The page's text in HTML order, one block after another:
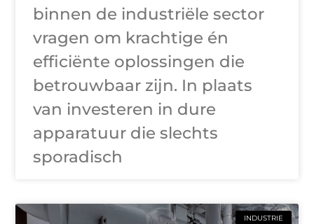
binnen de industriële sector
vragen om krachtige én
efficiënte oplossingen die
betrouwbaar zijn. In plaats
van investeren in dure
apparatuur die slechts
sporadisch
INDUSTRIE